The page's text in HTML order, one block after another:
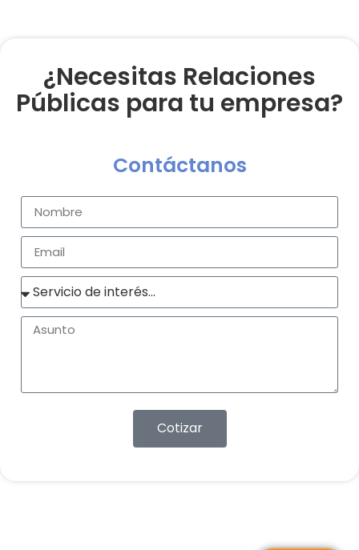
¿Necesitas Relaciones
Públicas para tu empresa?
Contáctanos
Cotizar